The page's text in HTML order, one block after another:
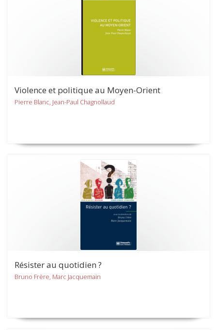
Violence et politique au Moyen-Orient
Pierre Blanc, Jean-Paul Chagnollaud
Résister au quotidien ?
Bruno Frère, Marc Jacquemain